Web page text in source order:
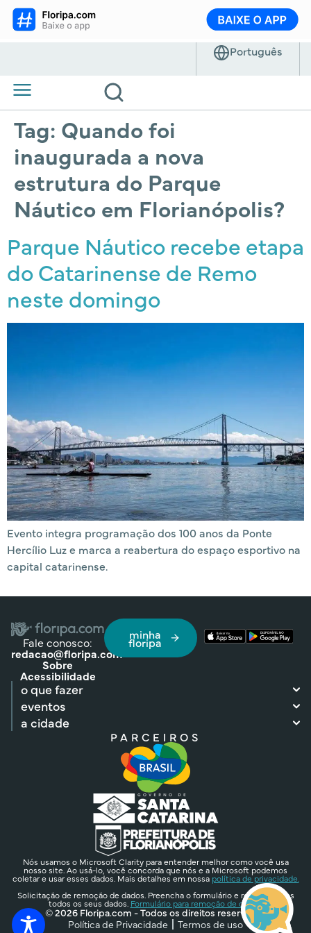
Tag: Quando foi
inaugurada a nova
estrutura do Parque
Náutico em Florianópolis?
Parque Náutico recebe etapa
do Catarinense de Remo
neste domingo
Evento integra programação dos 100 anos da Ponte
Hercílio Luz e marca a reabertura do espaço esportivo na
capital catarinense.
Fale conosco:
redacao@floripa.com
Sobre
Acessibilidade
minha
floripa
o que fazer
eventos
a cidade
PARCEIROS
Nós usamos o Microsoft Clarity para entender melhor como você usa
nosso site. Ao usá-lo, você concorda que nós e a Microsoft podemos
coletar e usar esses dados. Mais detalhes em nossa política de privacidade.
Solicitação de remoção de dados. Preencha o formulário e removeremos
todos os seus dados. Formulário para remoção de dados.
© 2026 Floripa.com - Todos os direitos reservados
Política de Privacidade
Termos de uso